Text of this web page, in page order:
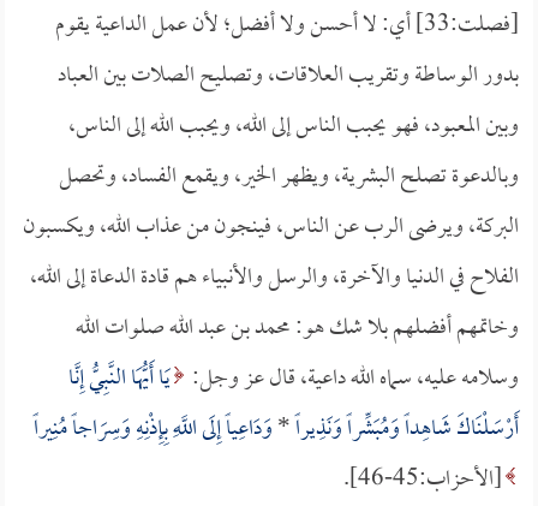
[فصلت:33] أي: لا أحسن ولا أفضل؛ لأن عمل الداعية يقوم
بدور الوساطة وتقريب العلاقات، وتصليح الصلات بين العباد
وبين المعبود، فهو يحبب الناس إلى الله، ويحبب الله إلى الناس،
وبالدعوة تصلح البشرية، ويظهر الخير، ويقمع الفساد، وتحصل
البركة، ويرضى الرب عن الناس، فينجون من عذاب الله، ويكسبون
الفلاح في الدنيا والآخرة، والرسل والأنبياء هم قادة الدعاة إلى الله،
وخاتمهم أفضلهم بلا شك هو: محمد بن عبد الله صلوات الله
وسلامه عليه، سماه الله داعية، قال عز وجل: يَا أَيُّهَا النَّبِيُّ إِنَّا
أَرْسَلْنَاكَ شَاهِداً وَمُبَشِّراً وَنَذِيراً*وَدَاعِياً إِلَى اللَّهِ بِإِذْنِهِ وَسِرَاجاً مُنِيراً
[الأحزاب:45-46].